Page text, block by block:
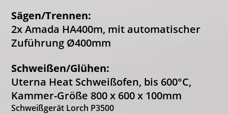
Sägen/Trennen:
2x Amada HA400m, mit automatischer
Zuführung Ø400mm
Schweißen/Glühen:
Uterna Heat Schweißofen, bis 600°C,
Kammer-Größe 800 x 600 x 100mm
Schweißgerät Lorch P3500